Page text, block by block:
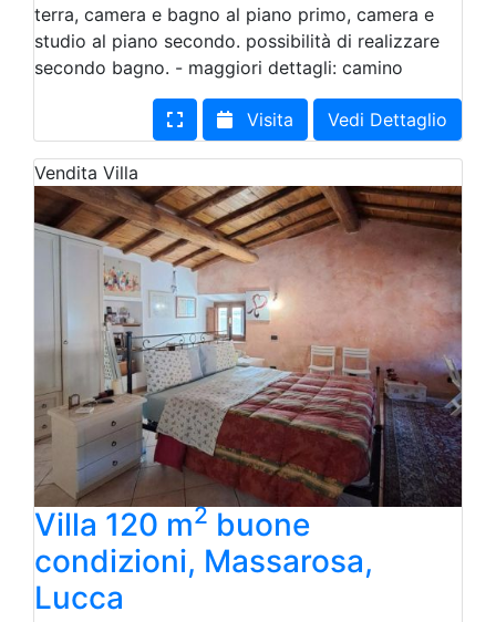
terra, camera e bagno al piano primo, camera e
studio al piano secondo. possibilità di realizzare
secondo bagno. - maggiori dettagli: camino
Visita Vedi Dettaglio
Vendita Villa
Villa 120 m2 buone
condizioni, Massarosa,
Lucca